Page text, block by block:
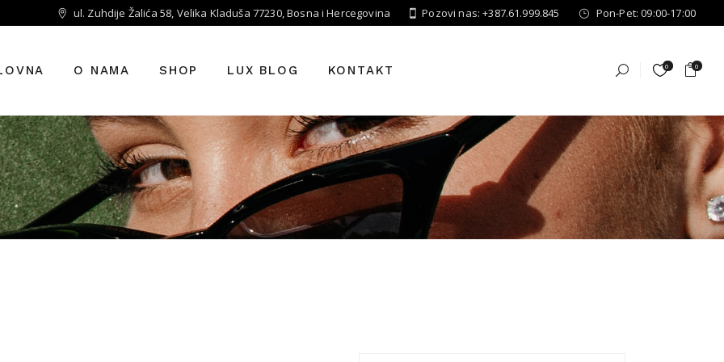
ul. Zuhdije Žalića 58, Velika Kladuša 77230, Bosna i Hercegovina Pozovi nas: +387.61.999.845 Pon-Pet: 09:00-17:00
O NAMA SHOP LUX BLOG KONTAKT 0 0